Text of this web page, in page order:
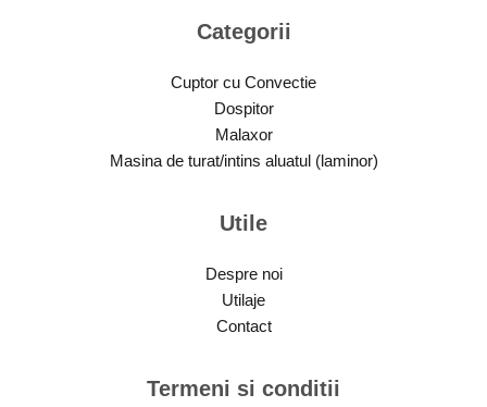
Categorii
Cuptor cu Convectie
Dospitor
Malaxor
Masina de turat/intins aluatul (laminor)
Utile
Despre noi
Utilaje
Contact
Termeni si conditii